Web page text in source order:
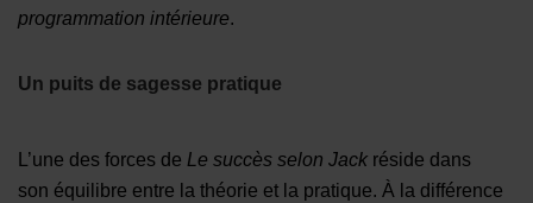
programmation intérieure.
Un puits de sagesse pratique
L’une des forces de Le succès selon Jack réside dans
son équilibre entre la théorie et la pratique. À la différence